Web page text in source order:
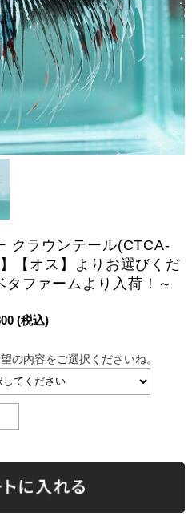
クラウンテール(CTCA-
【オス】よりお選びくだ
ファームより入荷！～
(税込)
の内容をご選択くださいね。